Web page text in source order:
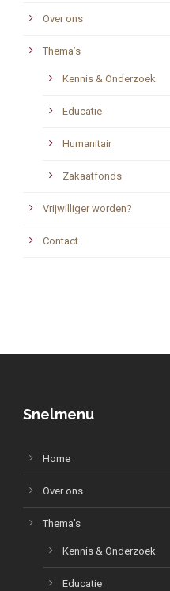
Over ons
Thema’s
Kennis & Onderzoek
Educatie
Humanitair
Zakaatfonds
Vrijwilliger worden?
Contact
Snelmenu
Home
Over ons
Thema’s
Kennis & Onderzoek
Educatie